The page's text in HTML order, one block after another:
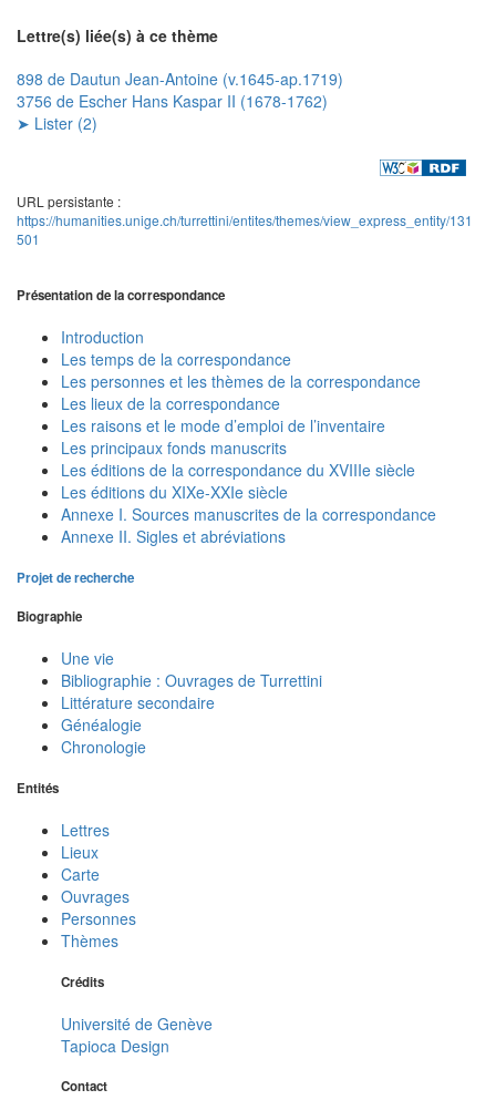
Lettre(s) liée(s) à ce thème
898 de Dautun Jean-Antoine (v.1645-ap.1719)
3756 de Escher Hans Kaspar II (1678-1762)
➤ Lister (2)
URL persistante :
https://humanities.unige.ch/turrettini/entites/themes/view_express_entity/131
501
Présentation de la correspondance
Introduction
Les temps de la correspondance
Les personnes et les thèmes de la correspondance
Les lieux de la correspondance
Les raisons et le mode d’emploi de l’inventaire
Les principaux fonds manuscrits
Les éditions de la correspondance du XVIIIe siècle
Les éditions du XIXe-XXIe siècle
Annexe I. Sources manuscrites de la correspondance
Annexe II. Sigles et abréviations
Projet de recherche
Biographie
Une vie
Bibliographie : Ouvrages de Turrettini
Littérature secondaire
Généalogie
Chronologie
Entités
Lettres
Lieux
Carte
Ouvrages
Personnes
Thèmes
Crédits
Université de Genève
Tapioca Design
Contact